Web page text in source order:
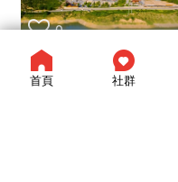
0
首頁 社群